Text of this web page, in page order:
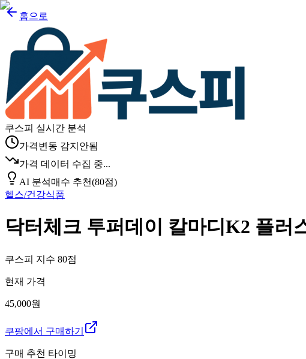
홈으로
쿠스피 실시간 분석
가격변동 감지안됨
가격 데이터 수집 중...
AI 분석매수 추천(80점)
헬스/건강식품
닥터체크 투퍼데이 칼마디K2 플러
쿠스피 지수 80점
현재 가격
45,000원
쿠팡에서 구매하기
구매 추천 타이밍